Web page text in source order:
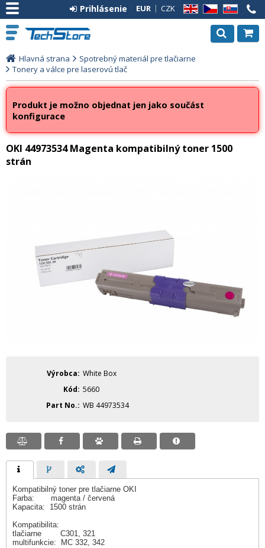
EN CZ SK
EUR CZK
Prihlásenie
Hlavná strana
Spotrebný materiál pre tlačiarne
Tonery a válce pre laserovú tlač
Produkt je možno objednat jen jako součást
konfigurace
OKI 44973534 Magenta kompatibilný toner 1500
strán
Výrobca White Box
Kód 5660
Part No. WB 44973534
Kompatibilný toner pre tlačiarne OKI
Farba: magenta / červená
Kapacita: 1500 strán
Kompatibilita:
tlačiarne C301, 321
multifunkcie: MC 332, 342